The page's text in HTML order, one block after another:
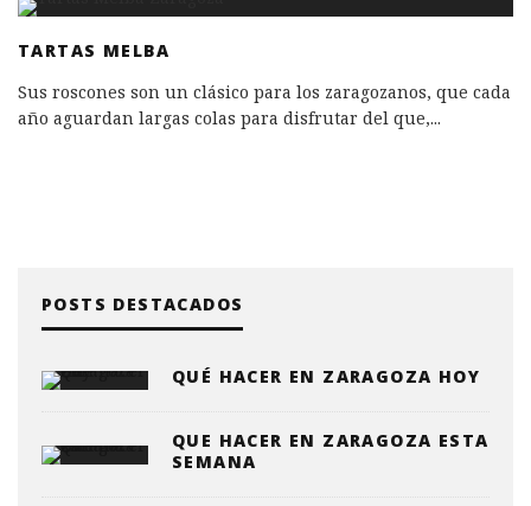
TARTAS MELBA
Sus roscones son un clásico para los zaragozanos, que cada
año aguardan largas colas para disfrutar del que,...
POSTS DESTACADOS
QUÉ HACER EN ZARAGOZA HOY
QUE HACER EN ZARAGOZA ESTA
SEMANA